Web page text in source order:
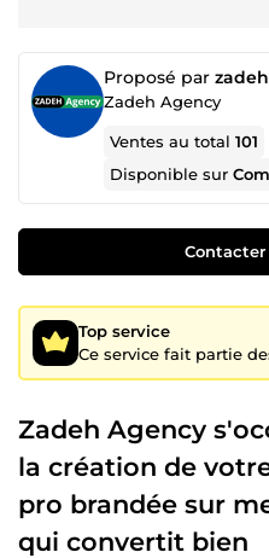
Proposé par
Zadeh Agency
Ventes au total101
Disponible sur
Top service
Ce service fait partie
Zadeh Agency
la création de
pro brandée sur
qui convertit bien